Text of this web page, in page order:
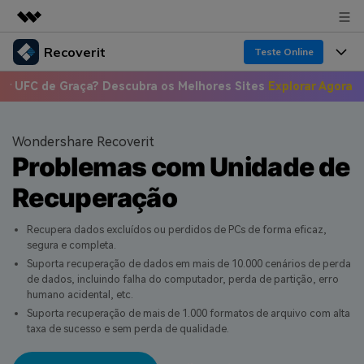
Produtos em destaque
Criatividade digital com IA generativa
Negócios
Soluções
Sobre nós
Sala de imprensa
Suporte
Recoverit Teste Online
Produtos
Recoverit para Windows
Uma ferramenta líder de recuperação de dados
Teste Grátis
Recoverit para Mac
Recupere dados ilimitados do sistema Mac
Recursos
Recuperar arquivos de mídia
Recuperar arquivos de documentos
Recuperação de dispositivos
VERIFIQUE TODOS OS RECURSOS
Soluções
Soluções de arquivos
Soluções para computadores
Soluções para armazenamento
Soluções de backup
Porque Recoverit
Especialista em recuperação de dados
Histórias de usuários
Tema Quente
Guide
Entrar
Descubra os Melhores SitesExplorar Agora >> 📣
Wondershare Recoverit
Problemas com Unidade de
Recuperação
Recupera dados excluídos ou perdidos de PCs de forma eficaz,
segura e completa.
Suporta recuperação de dados em mais de 10.000 cenários de perda
de dados, incluindo falha do computador, perda de partição, erro
humano acidental, etc.
Suporta recuperação de mais de 1.000 formatos de arquivo com alta
taxa de sucesso e sem perda de qualidade.